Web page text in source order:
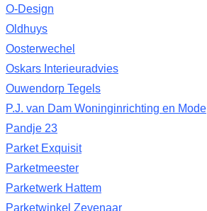
O-Design
Oldhuys
Oosterwechel
Oskars Interieuradvies
Ouwendorp Tegels
P.J. van Dam Woninginrichting en Mode
Pandje 23
Parket Exquisit
Parketmeester
Parketwerk Hattem
Parketwinkel Zevenaar